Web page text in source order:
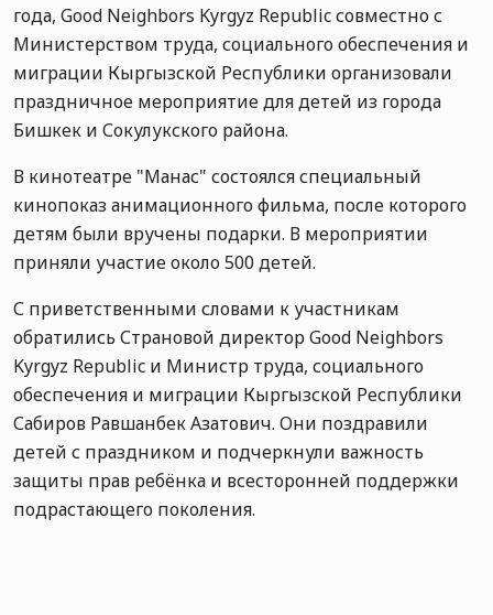
года, Good Neighbors Kyrgyz Republic совместно с
Министерством труда, социального обеспечения и
миграции Кыргызской Республики организовали
праздничное мероприятие для детей из города
Бишкек и Сокулукского района.
В кинотеатре "Манас" состоялся специальный
кинопоказ анимационного фильма, после которого
детям были вручены подарки. В мероприятии
приняли участие около 500 детей.
С приветственными словами к участникам
обратились Страновой директор Good Neighbors
Kyrgyz Republic и Министр труда, социального
обеспечения и миграции Кыргызской Республики
Сабиров Равшанбек Азатович. Они поздравили
детей с праздником и подчеркнули важность
защиты прав ребёнка и всесторонней поддержки
подрастающего поколения.